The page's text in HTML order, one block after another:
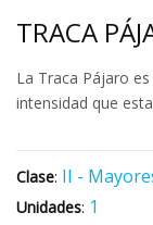
TRACA
La Traca Pájaro
intensidad que
Clase: II -
Unidades: 1